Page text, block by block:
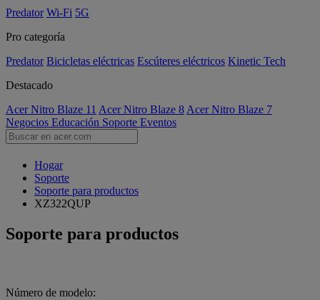
Predator Wi-Fi 5G
Pro categoría
Predator Bicicletas eléctricas Escúteres eléctricos Kinetic Tech
Destacado
Acer Nitro Blaze 11 Acer Nitro Blaze 8 Acer Nitro Blaze 7
Negocios Educación Soporte Eventos
Hogar
Soporte
Soporte para productos
XZ322QUP
Soporte para productos
Número de modelo: